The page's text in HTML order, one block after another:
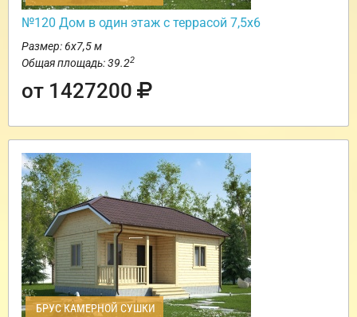
№120 Дом в один этаж с террасой 7,5х6
Размер: 6х7,5 м
Общая площадь: 39.22
от 1427200
БРУС КАМЕРНОЙ СУШКИ